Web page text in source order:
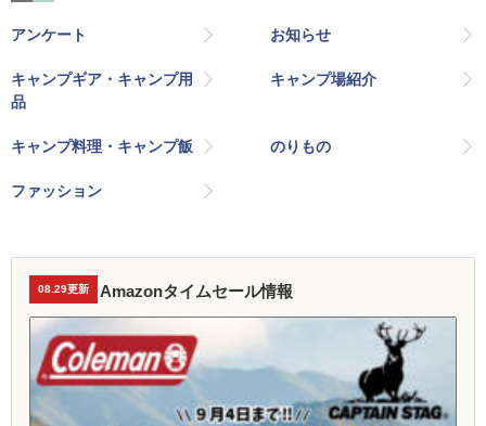
アンケート お知らせ
キャンプギア・キャンプ用
品
キャンプ場紹介
キャンプ料理・キャンプ飯 のりもの
ファッション
08.29更新 Amazonタイムセール情報